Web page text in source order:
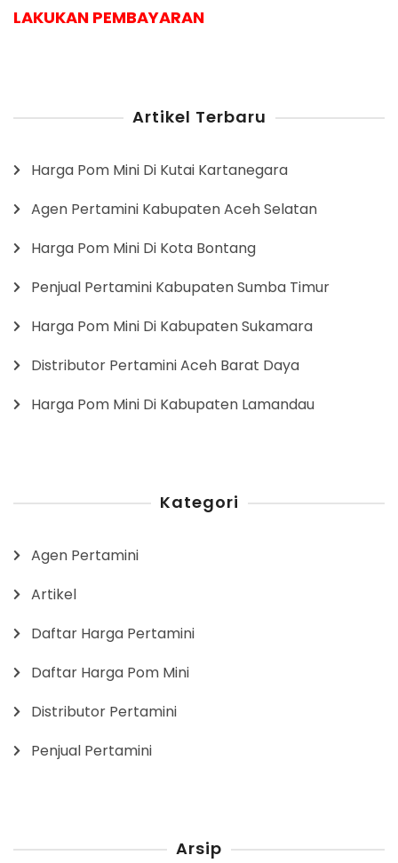
LAKUKAN PEMBAYARAN
Artikel Terbaru
Harga Pom Mini Di Kutai Kartanegara
Agen Pertamini Kabupaten Aceh Selatan
Harga Pom Mini Di Kota Bontang
Penjual Pertamini Kabupaten Sumba Timur
Harga Pom Mini Di Kabupaten Sukamara
Distributor Pertamini Aceh Barat Daya
Harga Pom Mini Di Kabupaten Lamandau
Kategori
Agen Pertamini
Artikel
Daftar Harga Pertamini
Daftar Harga Pom Mini
Distributor Pertamini
Penjual Pertamini
Arsip